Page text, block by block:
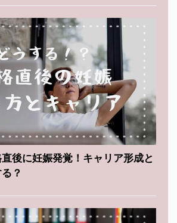
直後に妊娠発覚！キャリア形成と
？